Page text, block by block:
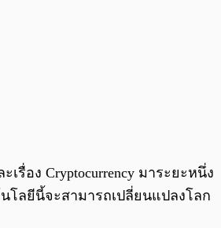
เรื่อง Cryptocurrency มาระยะหนึ่ง
โลยีนี้จะสามารถเปลี่ยนแปลงโลก